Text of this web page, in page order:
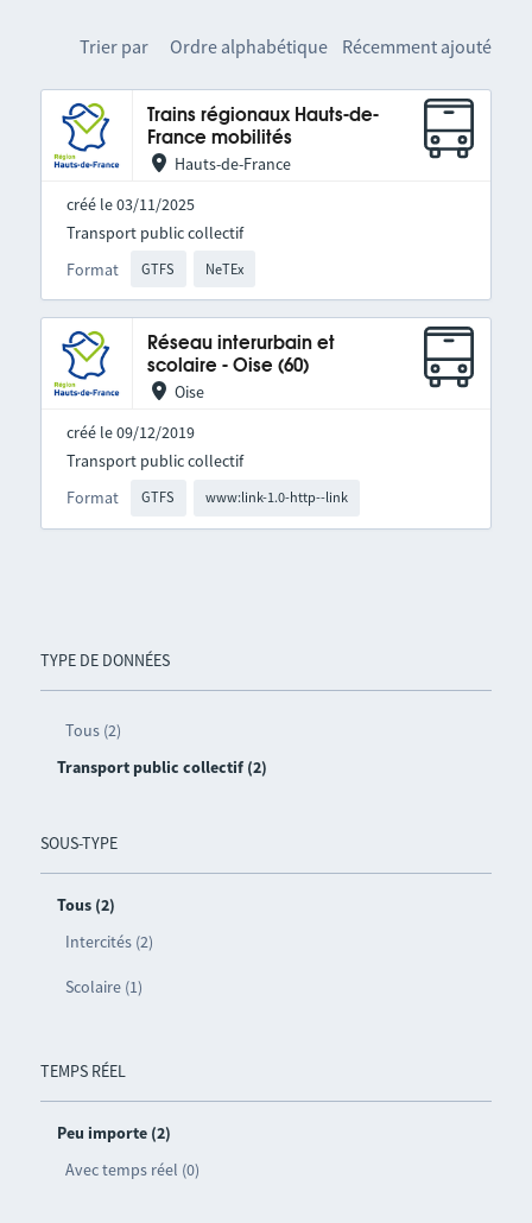
TYPE DE DONNÉES
Tous (2)
Transport public collectif (2)
SOUS-TYPE
Tous (2)
Intercités (2)
Scolaire (1)
TEMPS RÉEL
Peu importe (2)
Avec temps réel (0)
Trier par Ordre alphabétique Récemment ajouté
Trains régionaux Hauts-de-
France mobilités
Hauts-de-France
créé le 03/11/2025
Format GTFS NeTEx
Transport public collectif
Réseau interurbain et
scolaire - Oise (60)
Oise
créé le 09/12/2019
Format GTFS www:link-1.0-http--link
Transport public collectif